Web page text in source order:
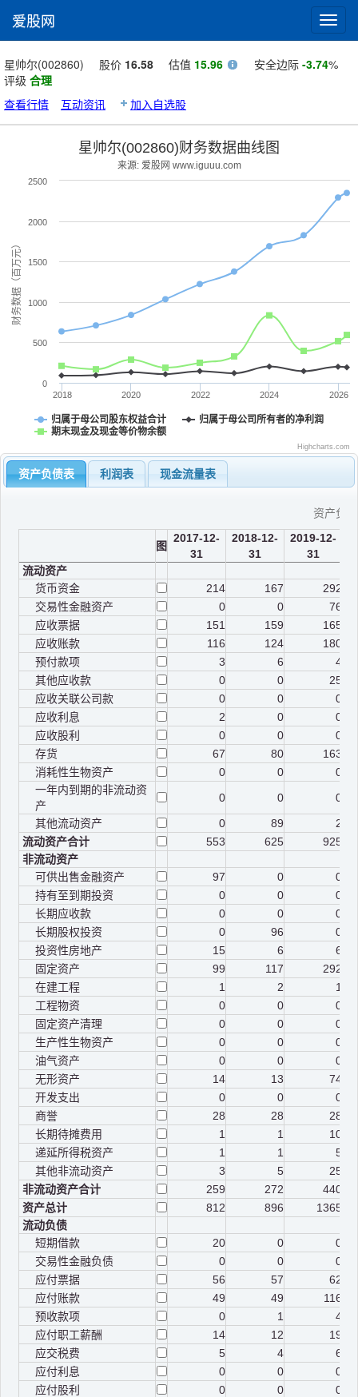
爱股网
星帅尔(002860) 股价 16.58 估值 15.96 安全边际 -3.74%
评级 合理
查看行情
互动资讯 加入自选股
财务数据（百万元）
星帅尔(002860)财务数据曲线图
来源: 爱股网 www.iguuu.com
归属于母公司股东权益合计
归属于母公司所有者的净利润
期末现金及现金等价物余额
2018 2020 2022 2024 2026
0
500
1000
1500
2000
2500
Highcharts.com
资产负债表 利润表 现金流量表
资产负
图
2017-12-
31
2018-12-
31
2019-12-
31
流动资产
货币资金
214 167
292
交易性金融资产
0 0
76
应收票据
151 159
165
应收账款
116 124
180
预付款项
3 6
4
其他应收款
0 0
25
应收关联公司款
0 0
0
应收利息
2 0
0
应收股利
0 0
0
存货
67 80
163
消耗性生物资产
0 0
0
一年内到期的非流动资
产
0 0
0
其他流动资产
0 89
2
流动资产合计
553 625
925
非流动资产
可供出售金融资产
97 0
0
持有至到期投资
0 0
0
长期应收款
0 0
0
长期股权投资
0 96
0
投资性房地产
15 6
6
固定资产
99 117
292
在建工程
1 2
1
工程物资
0 0
0
固定资产清理
0 0
0
生产性生物资产
0 0
0
油气资产
0 0
0
无形资产
14 13
74
开发支出
0 0
0
商誉
28 28
28
长期待摊费用
1 1
10
递延所得税资产
1 1
5
其他非流动资产
3 5
25
非流动资产合计
259 272
440
资产总计
812 896
1365
流动负债
短期借款
20 0
0
交易性金融负债
0 0
0
应付票据
56 57
62
应付账款
49 49
116
预收款项
0 1
4
应付职工薪酬
14 12
19
应交税费
5 4
6
应付利息
0 0
0
应付股利
0 0
0